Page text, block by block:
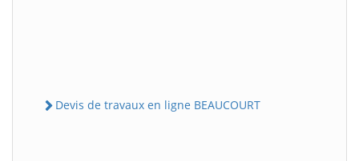
Devis de travaux en ligne BEAUCOURT